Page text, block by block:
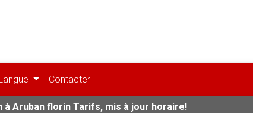
Contacter
Aruban florin Tarifs, mis à jour horaire!